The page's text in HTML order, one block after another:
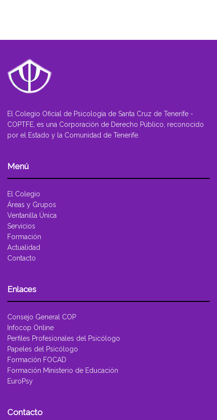
El Colegio Oficial de Psicología de Santa Cruz de Tenerife -
COPTFE, es una Corporación de Derecho Público, reconocido
por el Estado y la Comunidad de Tenerife.
Menú
El Colegio
Áreas y Grupos
Ventanilla Única
Servicios
Formación
Actualidad
Contacto
Enlaces
Consejo General COP
Infocop Online
Perfiles Profesionales del Psicólogo
Papeles del Psicólogo
Formación FOCAD
Formación Ministerio de Educación
EuroPsy
Contacto